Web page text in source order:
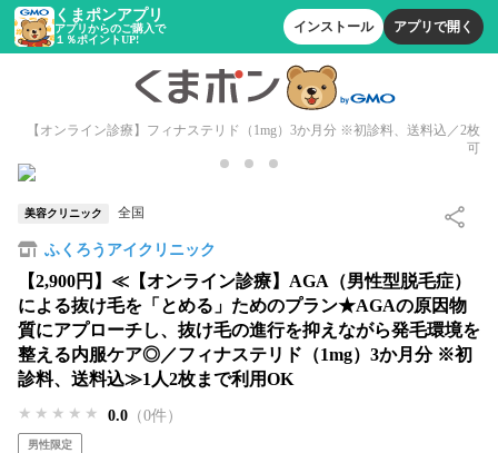
くまポンアプリ
アプリからのご購入で
１％ポイントUP!
インストール アプリで開く
【オンライン診療】フィナステリド（1mg）3か月分 ※初診料、送料込／2枚
可
美容クリニック 全国
ふくろうアイクリニック
【2,900円】≪【オンライン診療】AGA（男性型脱毛症）
による抜け毛を「とめる」ためのプラン★AGAの原因物
質にアプローチし、抜け毛の進行を抑えながら発毛環境を
整える内服ケア◎／フィナステリド（1mg）3か月分 ※初
診料、送料込≫1人2枚まで利用OK
★★★★★
★★★★★
★★★★★ 0.0 （0件）
男性限定